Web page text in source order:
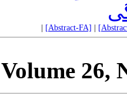
[Abstract-FA]
Volume 26,